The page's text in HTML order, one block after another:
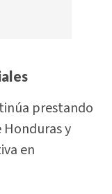
prestando
y
en